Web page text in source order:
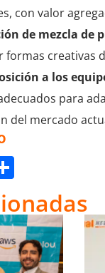
con valor
de mezcla de
formas creativas
a los
para
del mercado